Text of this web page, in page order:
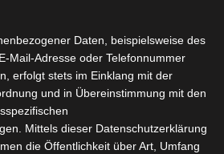
ist seit 15 Jahren,
Wassertester.
Sie mehr über reines
für zu Hause wissen wollen,
Gratis Trinkwassertest an, den
Körper rein Transport &
(Entgiften & Entschlacken).
Daten, beispielsweise des
Mail-Adresse oder Telefonnummer
erfolgt stets im Einklang mit der
und in Übereinstimmung mit den
Mittels dieser Datenschutzerklärung
die Öffentlichkeit über Art, Umfang